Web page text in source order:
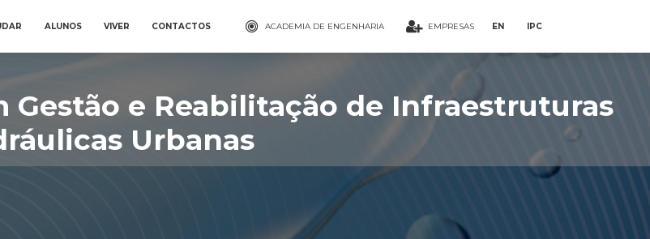
ALUNOS VIVER CONTACTOS ACADEMIA DE ENGENHARIA EMPRESAS EN IPC
Gestão e Reabilitação de Infraestruturas
Urbanas